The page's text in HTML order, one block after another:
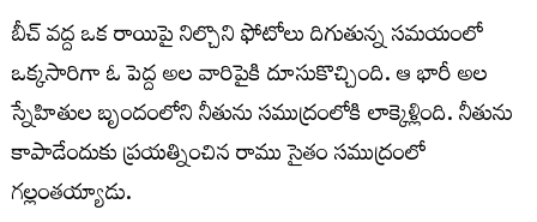
బీచ్ వద్ద ఒక రాయిపై నిల్చొని ఫోటోలు దిగుతున్న సమయంలో
ఒక్కసారిగా ఓ పెద్ద అల వారిపైకి దూసుకొచ్చింది. ఆ భారీ అల
స్నేహితుల బృందంలోని నీతును సముద్రంలోకి లాక్కెళ్లింది. నీతును
కాపాడేందుకు ప్రయత్నించిన రాము సైతం సముద్రంలో
గల్లంతయ్యాడు.